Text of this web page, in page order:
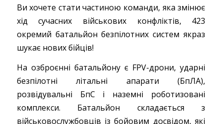
Ви хочете стати частиною команди, яка змінює
хід сучасних військових конфліктів, 423
окремий батальйон безпілотних систем якраз
шукає нових бійців!
На озброєнні батальйону є FPV-дрони, ударні
безпілотні літальні апарати (БпЛА),
розвідувальні БпС і наземні роботизовані
комплекси. Батальйон складається з
військовослужбовців із бойовим досвідом, які